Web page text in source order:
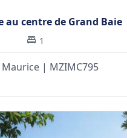
centre de Grand Baie
1
| MZIMC795